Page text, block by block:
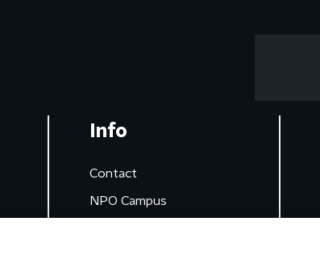
Info
Contact
NPO Campus